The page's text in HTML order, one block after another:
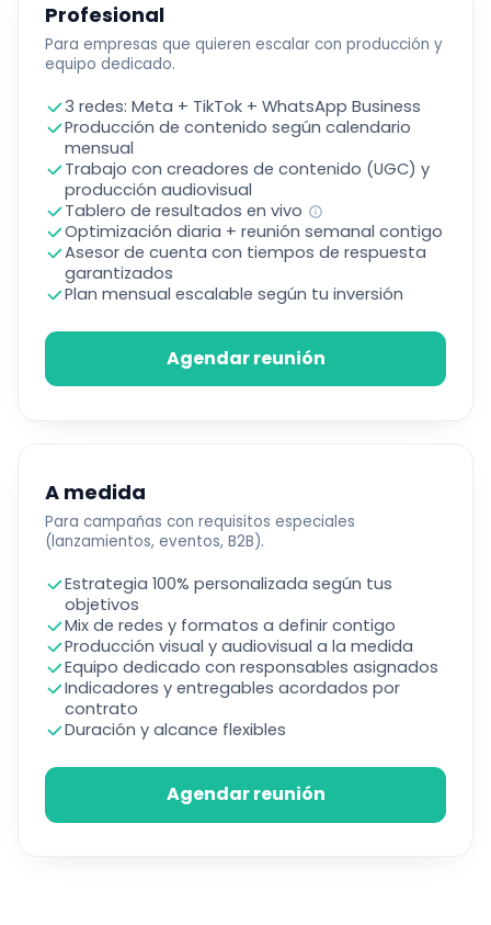
Profesional
Para empresas que quieren escalar con producción y
equipo dedicado.
3 redes: Meta + TikTok + WhatsApp Business
Producción de contenido según calendario
mensual
Trabajo con creadores de contenido (UGC) y
producción audiovisual
Tablero de resultados en vivo
Optimización diaria + reunión semanal contigo
Asesor de cuenta con tiempos de respuesta
garantizados
Plan mensual escalable según tu inversión
Agendar reunión
A medida
Para campañas con requisitos especiales
(lanzamientos, eventos, B2B).
Estrategia 100% personalizada según tus
objetivos
Mix de redes y formatos a definir contigo
Producción visual y audiovisual a la medida
Equipo dedicado con responsables asignados
Indicadores y entregables acordados por
contrato
Duración y alcance flexibles
Agendar reunión